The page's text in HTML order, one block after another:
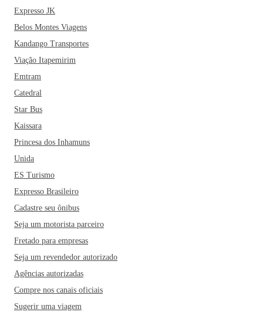
Expresso JK
Belos Montes Viagens
Kandango Transportes
Viação Itapemirim
Emtram
Catedral
Star Bus
Kaissara
Princesa dos Inhamuns
Unida
ES Turismo
Expresso Brasileiro
Cadastre seu ônibus
Seja um motorista parceiro
Fretado para empresas
Seja um revendedor autorizado
Agências autorizadas
Compre nos canais oficiais
Sugerir uma viagem